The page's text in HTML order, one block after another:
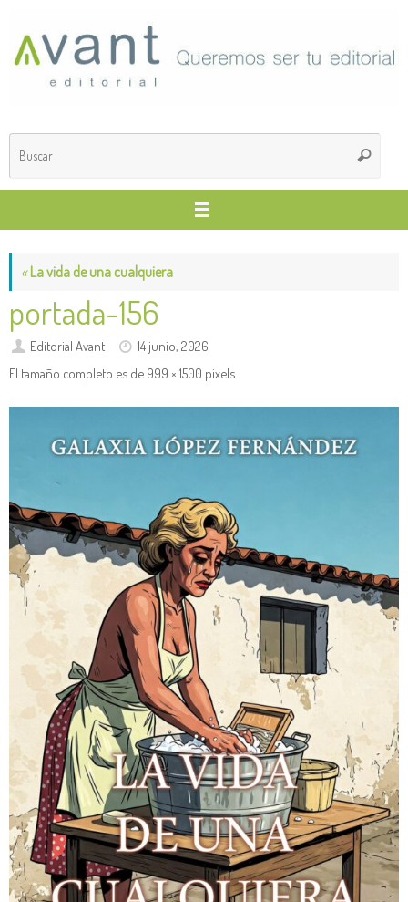
contenido
Buscar
«La vida de una cualquiera
portada-156
Editorial Avant
14 junio, 2026
El tamaño completo es de 999 × 1500 pixels